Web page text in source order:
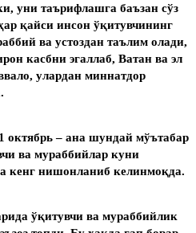
уни таърифлашга баъзан сўз
қайси инсон ўқитувчининг
ва устоздан таълим олади,
касбни эгаллаб, Ватан ва эл
улардан миннатдор
октябрь – ана шундай мўътабар
ва мураббийлар куни
кенг нишонланиб келинмоқда.
ўқитувчи ва мураббийлик